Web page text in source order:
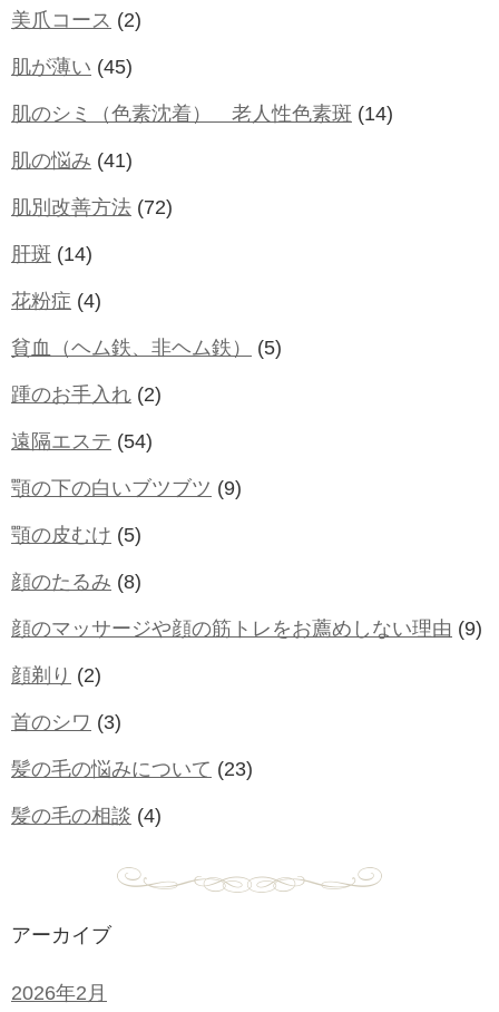
美爪コース (2)
肌が薄い (45)
肌のシミ（色素沈着） 老人性色素斑 (14)
肌の悩み (41)
肌別改善方法 (72)
肝斑 (14)
花粉症 (4)
貧血（ヘム鉄、非ヘム鉄） (5)
踵のお手入れ (2)
遠隔エステ (54)
顎の下の白いブツブツ (9)
顎の皮むけ (5)
顔のたるみ (8)
顔のマッサージや顔の筋トレをお薦めしない理由 (9)
顔剃り (2)
首のシワ (3)
髪の毛の悩みについて (23)
髪の毛の相談 (4)
アーカイブ
2026年2月